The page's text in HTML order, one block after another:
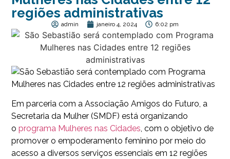
regiões administrativas
admin janeiro 4, 2024 6:02 pm
Em parceria com a Associação Amigos do Futuro, a
Secretaria da Mulher (SMDF) está organizando
o programa Mulheres nas Cidades, com o objetivo de
promover o empoderamento feminino por meio do
acesso a diversos serviços essenciais em 12 regiões